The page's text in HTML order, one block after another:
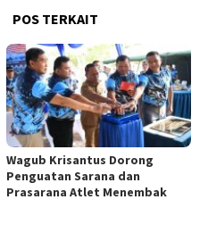
POS TERKAIT
Wagub Krisantus Dorong
Penguatan Sarana dan
Prasarana Atlet Menembak